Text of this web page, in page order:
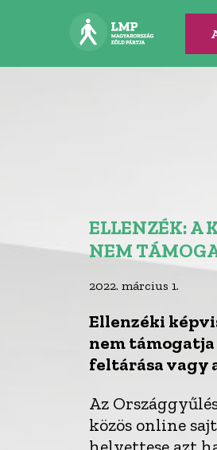
ELLENZÉK: A
NEM
2022. március 1.
Ellenzéki
nem
feltárása vagy
Az
közös online